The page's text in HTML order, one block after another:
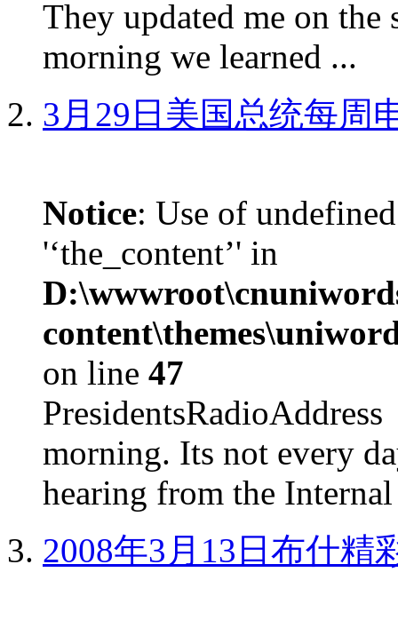
They updated me on the
morning we learned ...
3月29日美国总统每周
Notice: Use of
'‘the_content’' in
on line 47
morning. Its not every
hearing from the
2008年3月13日布什精